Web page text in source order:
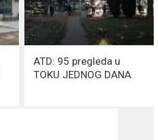
ATD: 95 pregleda u
TOKU JEDNOG DANA